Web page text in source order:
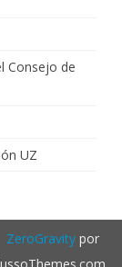
Consejo de
UZ
ZeroGravitypor